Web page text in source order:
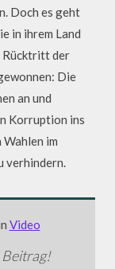
Doch es geht
in ihrem Land
Rücktritt der
Die
an und
Korruption ins
im
verhindern.
Video
Beitrag!